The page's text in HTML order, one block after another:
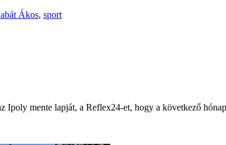
Ákos, sport
Ipoly mente lapját, a Reflex24-et, hogy a következő